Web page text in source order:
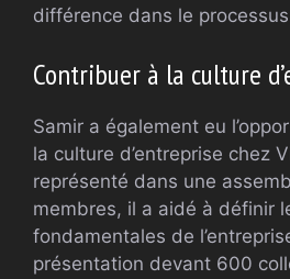
différence dans le
Contribuer à la culture
Samir a également eu
la culture d’entreprise chez
représenté dans une
membres, il a aidé à définir
fondamentales de
présentation devant 600